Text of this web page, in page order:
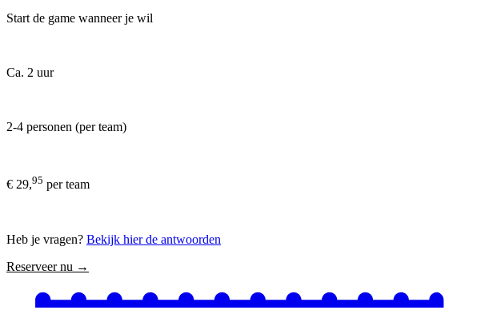
Start de game wanneer je wil
Ca. 2 uur
2-4 personen (per team)
€ 29,95 per team
Heb je vragen? Bekijk hier de antwoorden
Reserveer nu →